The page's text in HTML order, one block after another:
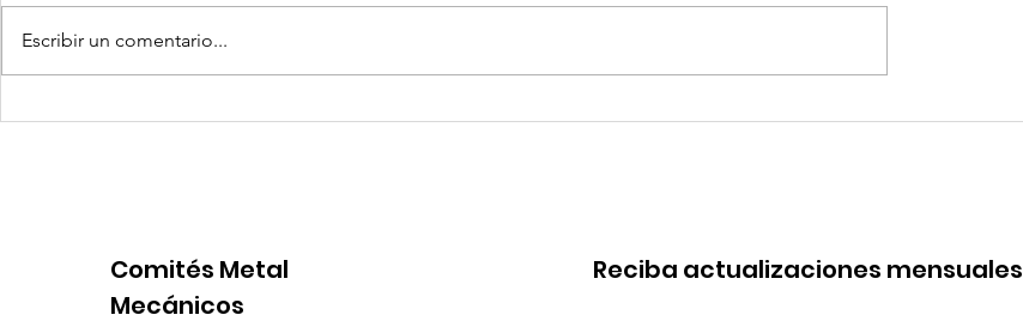
Quilla Resources US$ 25
Aceros Arequipa: “Iniciar
Alemania: Casas
Escribir un comentario...
Comités Metal
Mecánicos
Reciba actualizaciones mensuales